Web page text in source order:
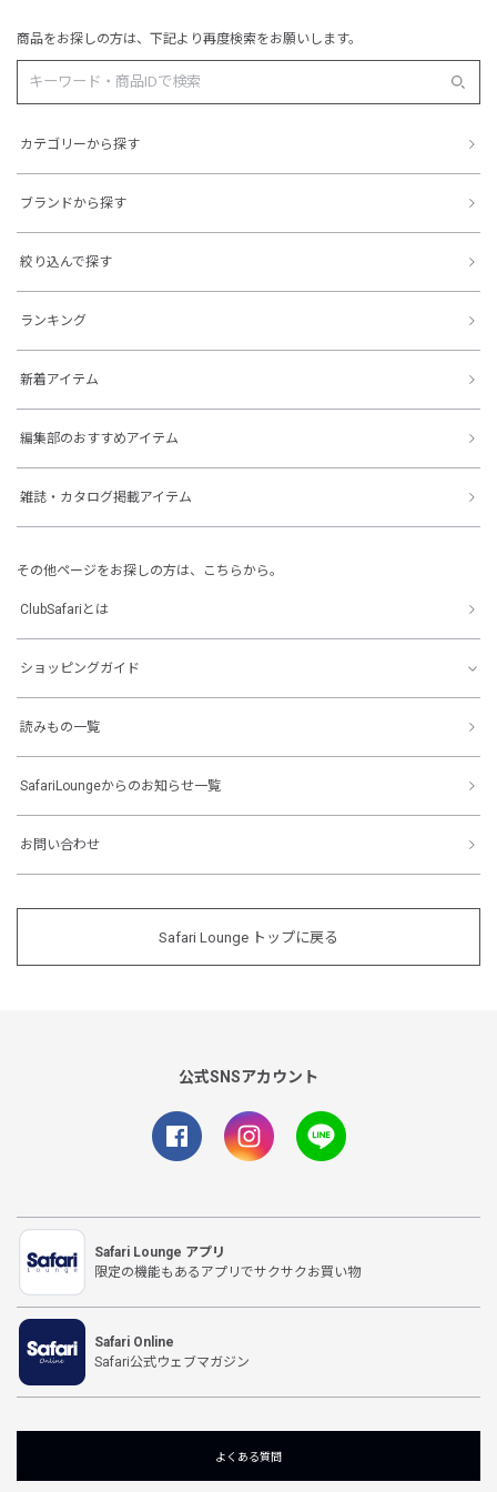
商品をお探しの方は、下記より再度検索をお願いします。
カテゴリーから探す
ブランドから探す
絞り込んで探す
ランキング
新着アイテム
編集部のおすすめアイテム
雑誌・カタログ掲載アイテム
その他ページをお探しの方は、こちらから。
ClubSafariとは
ショッピングガイド
読みもの一覧
SafariLoungeからのお知らせ一覧
お問い合わせ
Safari Lounge トップに戻る
公式SNSアカウント
Safari Lounge アプリ
限定の機能もあるアプリでサクサクお買い物
Safari Online
Safari公式ウェブマガジン
よくある質問